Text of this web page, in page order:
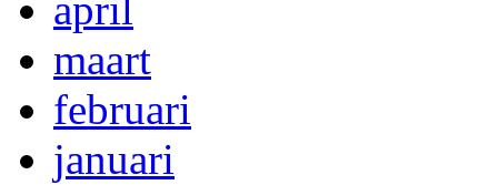
april
maart
februari
januari